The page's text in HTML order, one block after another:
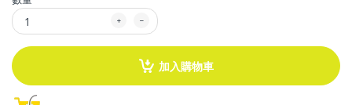
加入購物車